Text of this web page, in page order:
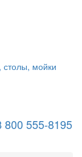
800 555-8195